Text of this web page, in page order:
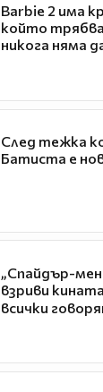
Barbie 2 има
който трябва
никога няма
След тежка
Батиста е
„Спайдър-
взриви
всички